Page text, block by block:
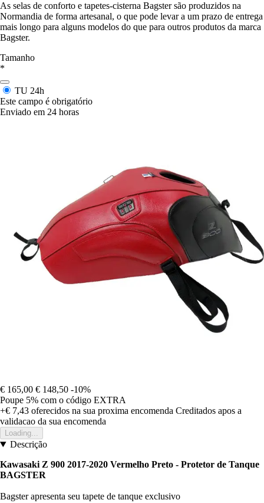
As selas de conforto e tapetes-cisterna Bagster são produzidos na
Normandia de forma artesanal, o que pode levar a um prazo de entrega
mais longo para alguns modelos do que para outros produtos da marca
Bagster.
Tamanho
*
TU 24h
Este campo é obrigatório
Enviado em 24 horas
€ 165,00 € 148,50 -10%
Poupe 5% com o código EXTRA
+€ 7,43 oferecidos na sua proxima encomenda Creditados apos a
validacao da sua encomenda
Loading...
Descrição
Kawasaki Z 900 2017-2020 Vermelho Preto - Protetor de Tanque
BAGSTER
Bagster apresenta seu tapete de tanque exclusivo